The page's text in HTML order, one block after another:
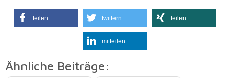
teilen twittern teilen
mitteilen
Ähnliche Beiträge: